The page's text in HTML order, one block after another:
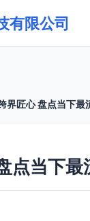
有限公司
界匠心 盘点当下最
点当下